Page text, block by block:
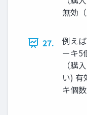
無効
27.
例え
ーキ5
（購
い) 有
キ個